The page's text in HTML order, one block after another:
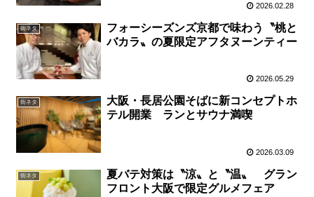
2026.02.28
街ネタ
フォーシーズンズ京都で味わう〝桃と
バカラ〟の夏限定アフタヌーンティー
2026.05.29
街ネタ
大阪・長居公園そばに新コンセプトホ
テル開業 ランとサウナ満喫
2026.03.09
街ネタ
夏バテ対策は〝涼〟と〝温〟 グラン
フロント大阪で限定グルメフェア